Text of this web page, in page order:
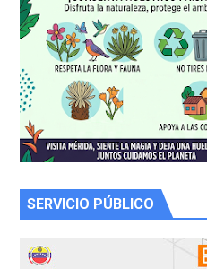
y productores
SERVICIO PÚBLICO